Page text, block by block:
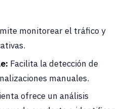
monitorear el tráfico y
Facilita la detección de
manuales.
ofrece un análisis